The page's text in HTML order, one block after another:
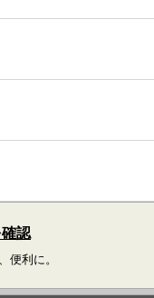
認
便利に。